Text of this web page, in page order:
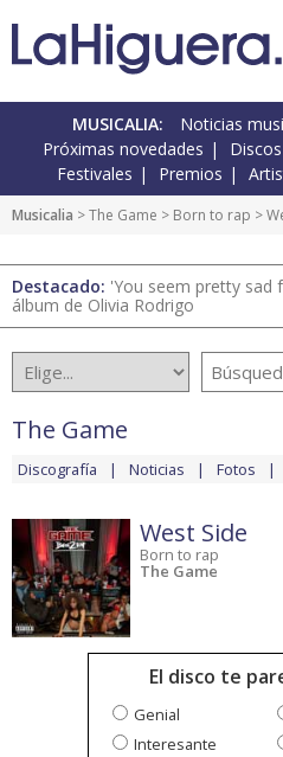
MUSICALIA: Noticias
Próximas novedades
Festivales
Premios
Musicalia >The Game > Born to rap >
Destacado: 'You seem pretty sad
álbum de Olivia Rodrigo
The Game
Discografía Noticias Fotos
West Side
Born to rap
The Game
El disco te
Genial
Interesante